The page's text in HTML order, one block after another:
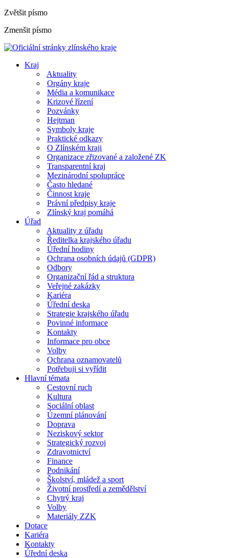
Zvětšit písmo
Zmenšit písmo
Kraj
Aktuality
Orgány kraje
Média a komunikace
Krizové řízení
Pozvánky
Hejtman
Symboly kraje
Praktické odkazy
O Zlínském kraji
Organizace zřizované a založené ZK
Transparentní kraj
Mezinárodní spolupráce
Často hledané
Činnost kraje
Právní předpisy kraje
Zlínský kraj pomáhá
Úřad
Aktuality z úřadu
Ředitelka krajského úřadu
Úřední hodiny
Ochrana osobních údajů (GDPR)
Odbory
Organizační řád a struktura
Veřejné zakázky
Kariéra
Úřední deska
Strategie krajského úřadu
Povinné informace
Kontakty
Informace pro obce
Volby
Ochrana oznamovatelů
Potřebuji si vyřídit
Hlavní témata
Cestovní ruch
Kultura
Sociální oblast
Územní plánování
Doprava
Neziskový sektor
Strategický rozvoj
Zdravotnictví
Finance
Podnikání
Školství, mládež a sport
Životní prostředí a zemědělství
Chytrý kraj
Volby
Materiály ZZK
Dotace
Kariéra
Kontakty
Úřední deska